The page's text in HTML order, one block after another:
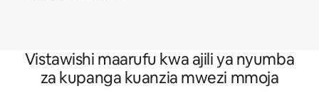
Vistawishi maarufu kwa ajili ya nyumba
za kupanga kuanzia mwezi mmoja